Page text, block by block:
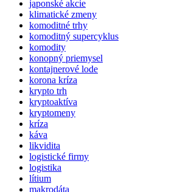
japonské akcie
klimatické zmeny
komoditné trhy
komoditný supercyklus
komodity
konopný priemysel
kontajnerové lode
korona kríza
krypto trh
kryptoaktíva
kryptomeny
kríza
káva
likvidita
logistické firmy
logistika
lítium
makrodáta